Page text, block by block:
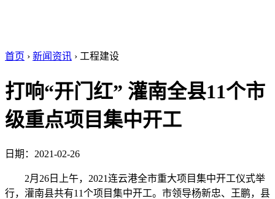
首页 › 新闻资讯 › 工程建设
打响“开门红” 灌南全县11个市
级重点项目集中开工
日期：2021-02-26
2月26日上午，2021连云港全市重大项目集中开工仪式举
行，灌南县共有11个项目集中开工。市领导杨新忠、王鹏，县